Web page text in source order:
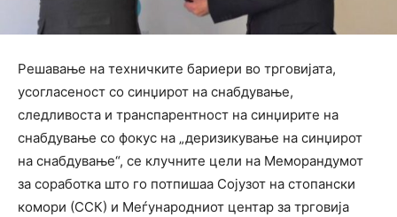
Решавање на техничките бариери во трговијата,
усогласеност со синџирот на снабдување,
следливоста и транспарентност на синџирите на
снабдување со фокус на „деризикување на синџирот
на снабдување“, се клучните цели на Меморандумот
за соработка што го потпишаа Сојузот на стопански
комори (ССК) и Meѓународниот центар за трговија